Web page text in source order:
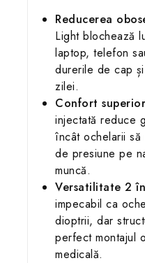
Reducerea
Light blochează
laptop, telefon
durerile de cap
zilei.
Confort
injectată reduce
încât ochelarii să
de presiune pe
muncă.
Versatilitate 2
impecabil ca
dioptrii, dar
perfect montajul
medicală.